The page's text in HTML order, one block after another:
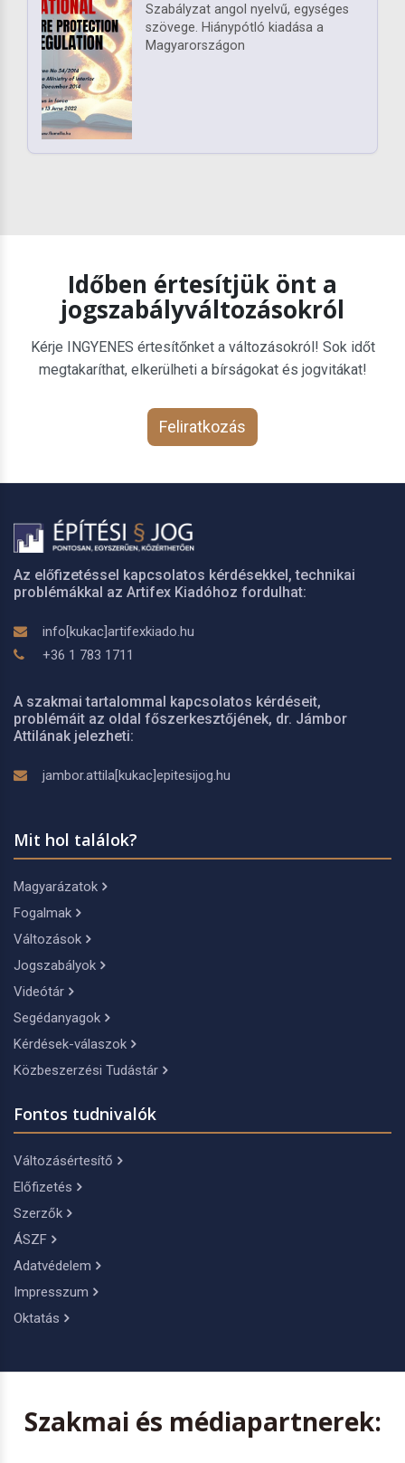
Szabályzat angol nyelvű, egységes
szövege. Hiánypótló kiadása a
Magyarországon
Időben értesítjük önt a
jogszabályváltozásokról
Kérje INGYENES értesítőnket a változásokról! Sok időt
megtakaríthat, elkerülheti a bírságokat és jogvitákat!
Feliratkozás
Az előfizetéssel kapcsolatos kérdésekkel, technikai
problémákkal az Artifex Kiadóhoz fordulhat:
info[kukac]artifexkiado.hu
+36 1 783 1711
A szakmai tartalommal kapcsolatos kérdéseit,
problémáit az oldal főszerkesztőjének, dr. Jámbor
Attilának jelezheti:
jambor.attila[kukac]epitesijog.hu
Mit hol találok?
Magyarázatok
Fogalmak
Változások
Jogszabályok
Videótár
Segédanyagok
Kérdések-válaszok
Közbeszerzési Tudástár
Fontos tudnivalók
Változásértesítő
Előfizetés
Szerzők
ÁSZF
Adatvédelem
Impresszum
Oktatás
Szakmai és médiapartnerek: